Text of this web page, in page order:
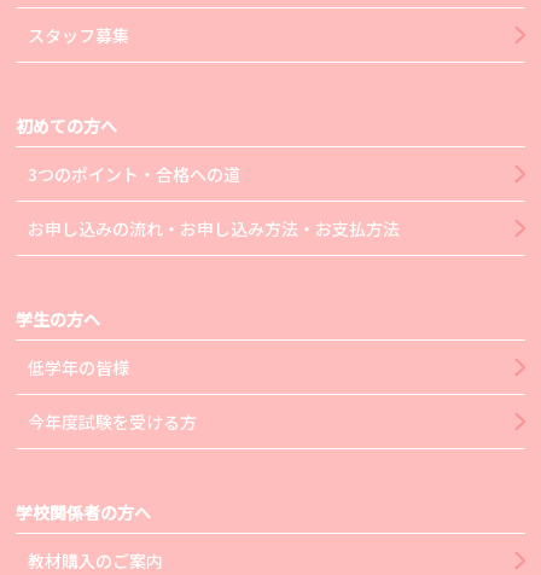
スタッフ募集
初めての方へ
3つのポイント・合格への道
お申し込みの流れ・お申し込み方法・お支払方法
学生の方へ
低学年の皆様
今年度試験を受ける方
学校関係者の方へ
教材購入のご案内